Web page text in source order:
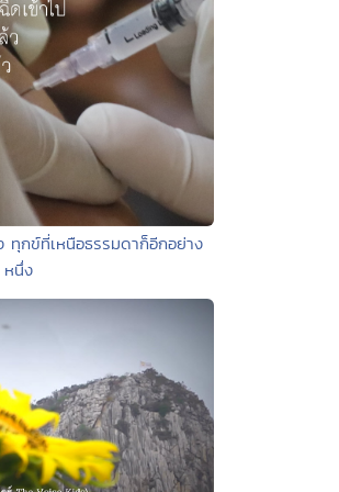
ทุกข์ที่เหนือธรรมดาก็อีกอย่าง
หนึ่ง